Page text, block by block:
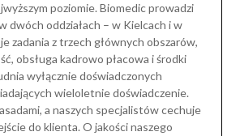
poziomie. Biomedic prowadzi
dwóch oddziałach – w Kielcach i w
zadania z trzech głównych obszarów,
obsługa kadrowo płacowa i środki
wyłącznie doświadczonych
wieloletnie doświadczenie.
a naszych specjalistów cechuje
do klienta. O jakości naszego